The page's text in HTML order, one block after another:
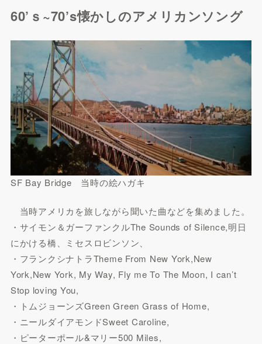
60’ｓ~70’s懐かしのアメリカンソング
SF Bay Bridge 当時の絵ハガキ
当時アメリカを旅しながら聞いた曲などを集めました。
・サイモン＆ガーファンクルThe Sounds of Silence,明日
にかける橋、ミセスロビンソン、
・フランクシナトラTheme From New York,New
York,New York, My Way, Fly me To The Moon, I can’t
Stop loving You,
・トムジョーンズGreen Green Grass of Home,
・ニールダイアモンドSweet Caroline,
・ピーターポール&マリー500 Miles,